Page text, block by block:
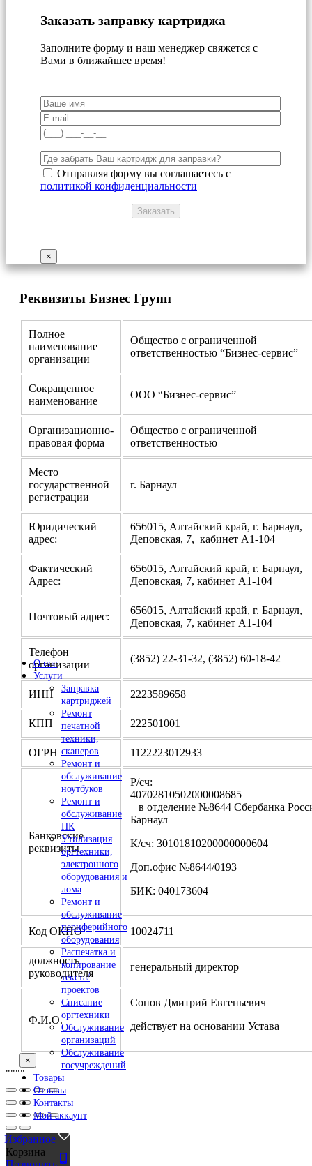
О нас
Услуги
Заправка
картриджей
Ремонт
печатной
техники,
сканеров
Ремонт и
обслуживание
ноутбуков
Ремонт и
обслуживание
ПК
Утилизация
оргтехники,
электронного
оборудования и
лома
Ремонт и
обслуживание
периферийного
оборудования
Распечатка и
копирование
текста/
проектов
Списание
оргтехники
Обслуживание
организаций
Обслуживание
госучреждений
Товары
Отзывы
Контакты
Мой аккаунт
Заказать заправку картриджа
Заполните форму и наш менеджер свяжется с
Вами в ближайшее время!
Отправляя форму вы соглашаетесь с
политикой конфиденциальности
×
Реквизиты Бизнес Групп
Полное
наименование
организации
Общество с ограниченной
ответственностью “Бизнес-сервис”
Сокращенное
наименование
ООО “Бизнес-сервис”
Организационно-
правовая форма
Общество с ограниченной
ответственностью
Место
государственной
регистрации
г. Барнаул
Юридический
адрес:
656015, Алтайский край, г. Барнаул,
Деповская, 7, кабинет А1-104
Фактический
Адрес:
656015, Алтайский край, г. Барнаул,
Деповская, 7, кабинет А1-104
Почтовый адрес:
656015, Алтайский край, г. Барнаул,
Деповская, 7, кабинет А1-104
Телефон
организации
(3852) 22-31-32, (3852) 60-18-42
ИНН 2223589658
КПП 222501001
ОГРН 1122223012933
Банковские
реквизиты
Р/сч:
в отделение №8644 Сбербанка
Барнаул
К/сч: 30101810200000000604
Доп.офис №8644/0193
БИК: 040173604
Код ОКПО 10024711
должность
руководителя
генеральный директор
Ф.И.О.
Сопов Дмитрий Евгеньевич
действует на основании Устава
×
""""